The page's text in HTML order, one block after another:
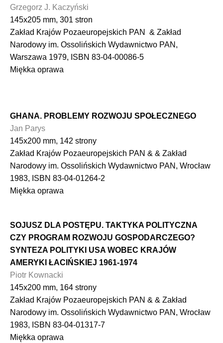
Grzegorz J. Kaczyński
145x205 mm, 301 stron
Zakład Krajów Pozaeuropejskich PAN & Zakład
Narodowy im. Ossolińskich Wydawnictwo PAN,
Warszawa 1979, ISBN 83-04-00086-5
Miękka oprawa
GHANA. PROBLEMY ROZWOJU SPOŁECZNEGO
Jan Parys
145x200 mm, 142 strony
Zakład Krajów Pozaeuropejskich PAN & & Zakład
Narodowy im. Ossolińskich Wydawnictwo PAN, Wrocław
1983, ISBN 83-04-01264-2
Miękka oprawa
SOJUSZ DLA POSTĘPU. TAKTYKA POLITYCZNA
CZY PROGRAM ROZWOJU GOSPODARCZEGO?
SYNTEZA POLITYKI USA WOBEC KRAJÓW
AMERYKI ŁACIŃSKIEJ 1961-1974
Piotr Kownacki
145x200 mm, 164 strony
Zakład Krajów Pozaeuropejskich PAN & & Zakład
Narodowy im. Ossolińskich Wydawnictwo PAN, Wrocław
1983, ISBN 83-04-01317-7
Miękka oprawa